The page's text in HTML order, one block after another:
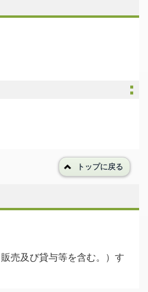
トップに戻る
売及び貸与等を含む。）す